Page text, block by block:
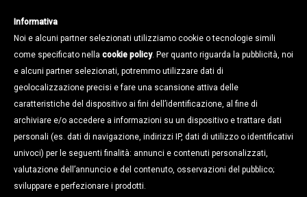
E’ UNA PADOVA DA META’
CLASSIFICA
01.12.2015
Informativa
Noi e alcuni partner selezionati utilizziamo cookie o tecnologie simili
come specificato nella cookie policy. Per quanto riguarda la pubblicità, noi
e alcuni partner selezionati, potremmo utilizzare dati di
geolocalizzazione precisi e fare una scansione attiva delle
caratteristiche del dispositivo ai fini dell’identificazione, al fine di
archiviare e/o accedere a informazioni su un dispositivo e trattare dati
personali (es. dati di navigazione, indirizzi IP, dati di utilizzo o identificativi
univoci) per le seguenti finalità: annunci e contenuti personalizzati,
valutazione dell’annuncio e del contenuto, osservazioni del pubblico;
sviluppare e perfezionare i prodotti.